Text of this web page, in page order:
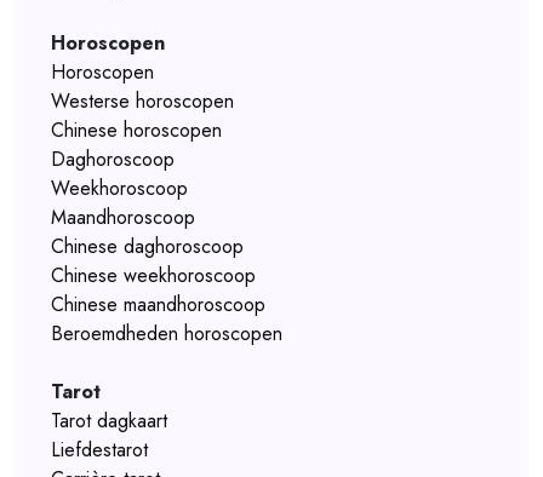
Horoscopen
Horoscopen
Westerse horoscopen
Chinese horoscopen
Daghoroscoop
Weekhoroscoop
Maandhoroscoop
Chinese daghoroscoop
Chinese weekhoroscoop
Chinese maandhoroscoop
Beroemdheden horoscopen
Tarot
Tarot dagkaart
Liefdestarot